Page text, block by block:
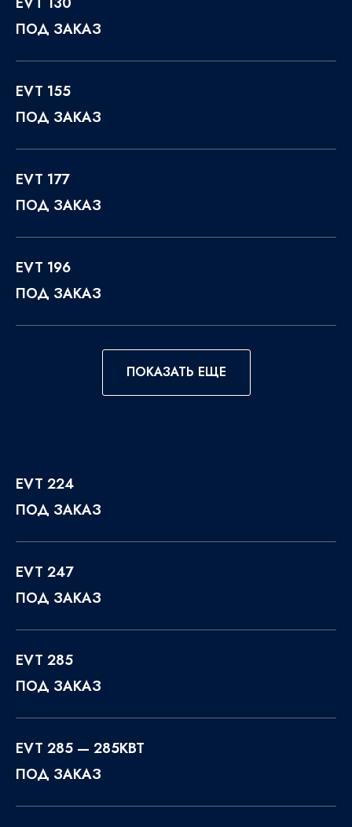
ПОД ЗАКАЗ
EVT 155
ПОД ЗАКАЗ
EVT 177
ПОД ЗАКАЗ
EVT 196
ПОД ЗАКАЗ
ПОКАЗАТЬ ЕЩЕ
EVT 224
ПОД ЗАКАЗ
EVT 247
ПОД ЗАКАЗ
EVT 285
ПОД ЗАКАЗ
EVT 285 — 285КВТ
ПОД ЗАКАЗ